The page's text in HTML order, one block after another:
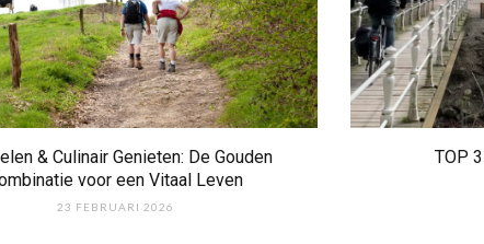
& Culinair Genieten: De Gouden
voor een Vitaal Leven
23 FEBRUARI 2026
TOP